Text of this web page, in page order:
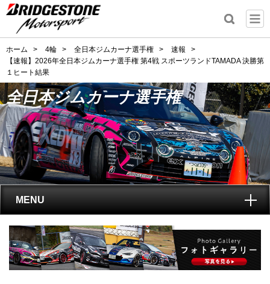
ホーム > 4輪 > 全日本ジムカーナ選手権 > 速報
>
【速報】2026年全日本ジムカーナ選手権 第4戦 スポーツランドTAMADA 決勝第
１ヒート結果
全日本ジムカーナ選手権
MENU
トップ
全日本ジムカーナ選手権とは?